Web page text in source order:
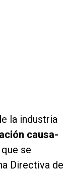
la industria
causa-
se
Directiva de